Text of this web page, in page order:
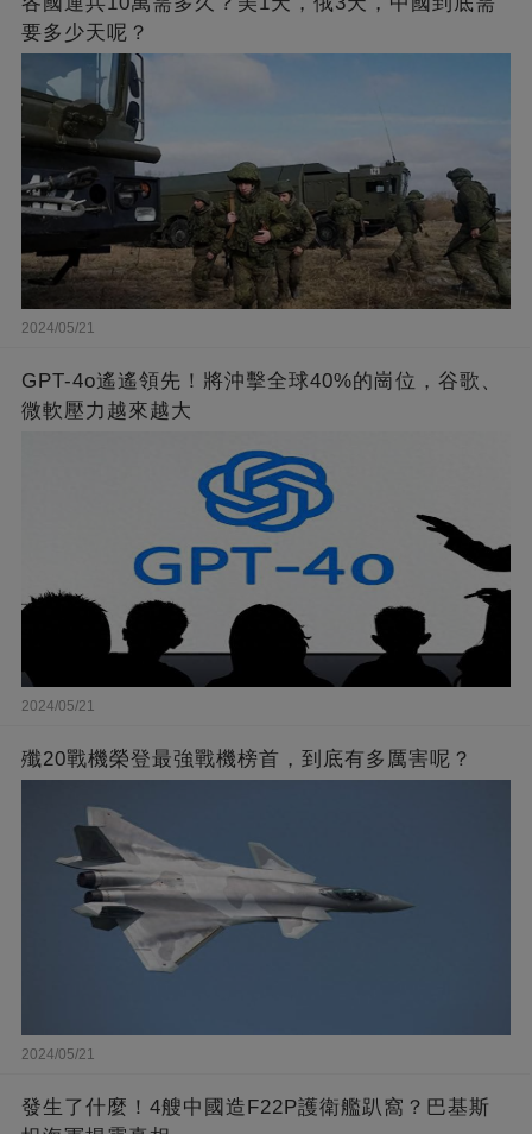
要多少天呢？
2024/05/21
GPT-4o遙遙領先！將沖擊全球40%的崗位，谷歌、
微軟壓力越來越大
2024/05/21
殲20戰機榮登最強戰機榜首，到底有多厲害呢？
2024/05/21
發生了什麼！4艘中國造F22P護衛艦趴窩？巴基斯